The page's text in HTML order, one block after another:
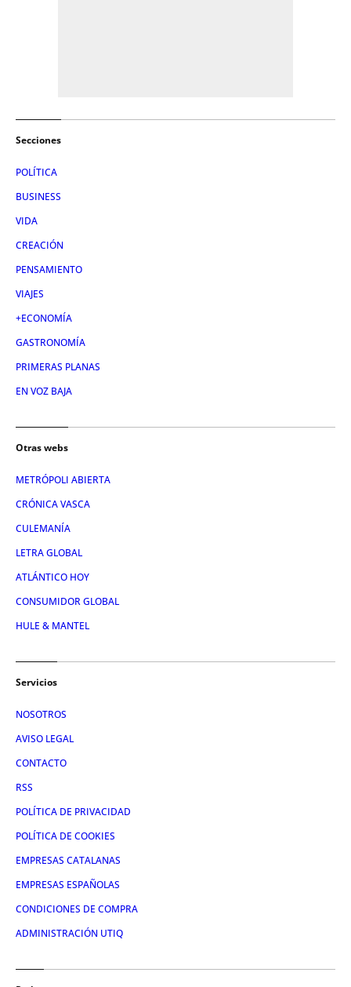
Secciones
POLÍTICA
BUSINESS
VIDA
CREACIÓN
PENSAMIENTO
VIAJES
+ECONOMÍA
GASTRONOMÍA
PRIMERAS PLANAS
EN VOZ BAJA
Otras webs
METRÓPOLI ABIERTA
CRÓNICA VASCA
CULEMANÍA
LETRA GLOBAL
ATLÁNTICO HOY
CONSUMIDOR GLOBAL
HULE & MANTEL
Servicios
NOSOTROS
AVISO LEGAL
CONTACTO
RSS
POLÍTICA DE PRIVACIDAD
POLÍTICA DE COOKIES
EMPRESAS CATALANAS
EMPRESAS ESPAÑOLAS
CONDICIONES DE COMPRA
ADMINISTRACIÓN UTIQ